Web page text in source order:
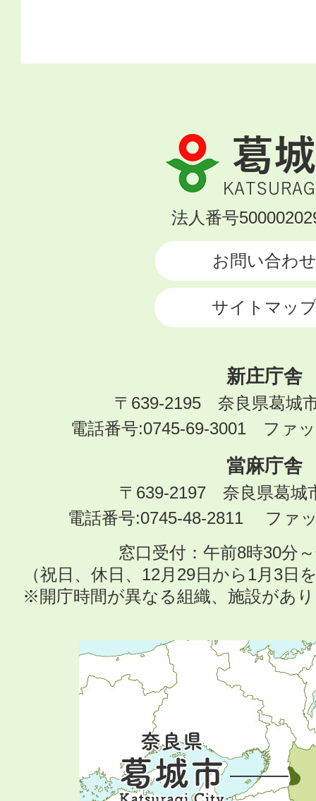
葛
城
市
KATSURAGI
法人番号
お問い合わせ
サイトマッ
新庄庁舎
〒639-2195 奈良県葛城
電話番号:0745-69-3001 ファ
當麻庁舎
〒639-2197 奈良県葛城
電話番号:0745-48-2811 ファ
窓口受付：午前8時30分
（祝日、休日、12月29日から1月3日
※開庁時間が異なる組織、施設があ